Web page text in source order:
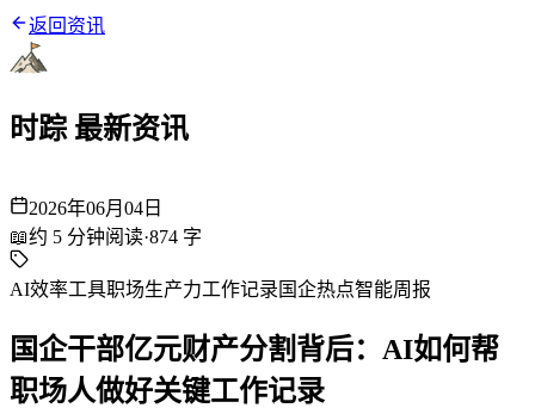
返回资讯
时踪 最新资讯
2026年06月04日
📖约 5 分钟阅读·874 字
AI效率工具职场生产力工作记录 国企热点智能周报
国企干部亿元财产分割背后：AI如何帮
职场人做好关键工作记录